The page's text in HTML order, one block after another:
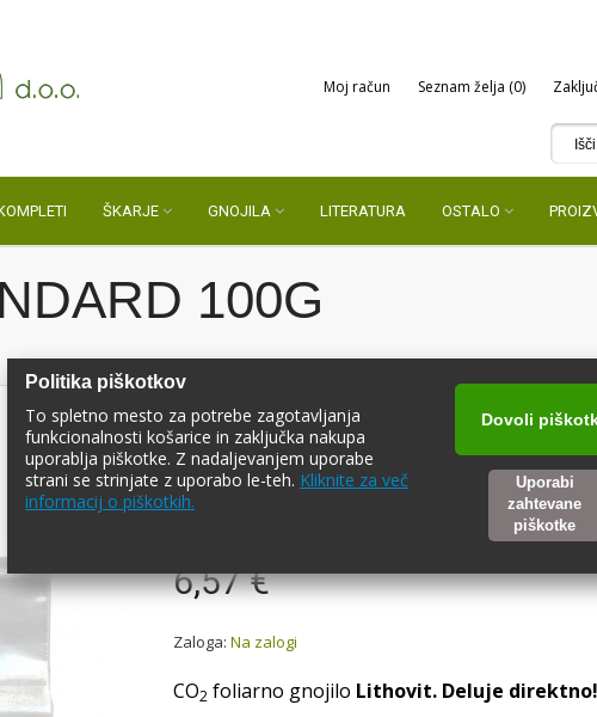
Politika piškotkov
To spletno mesto za potrebe zagotavljanja
funkcionalnosti košarice in zaključka nakupa
uporablja piškotke. Z nadaljevanjem uporabe
strani se strinjate z uporabo le-teh. Kliknite za več
informacij o piškotkih.
Dovoli
Uporabi
zahtevane
piškotke
Moj račun Seznam želja (0)
ŠKARJE GNOJILA LITERATURA OSTALO
100G
LITHOVIT FORTE 100 G
6,57 €
Zaloga: Na zalogi
CO2 foliarno gnojilo Lithovit. Deluje direktno!